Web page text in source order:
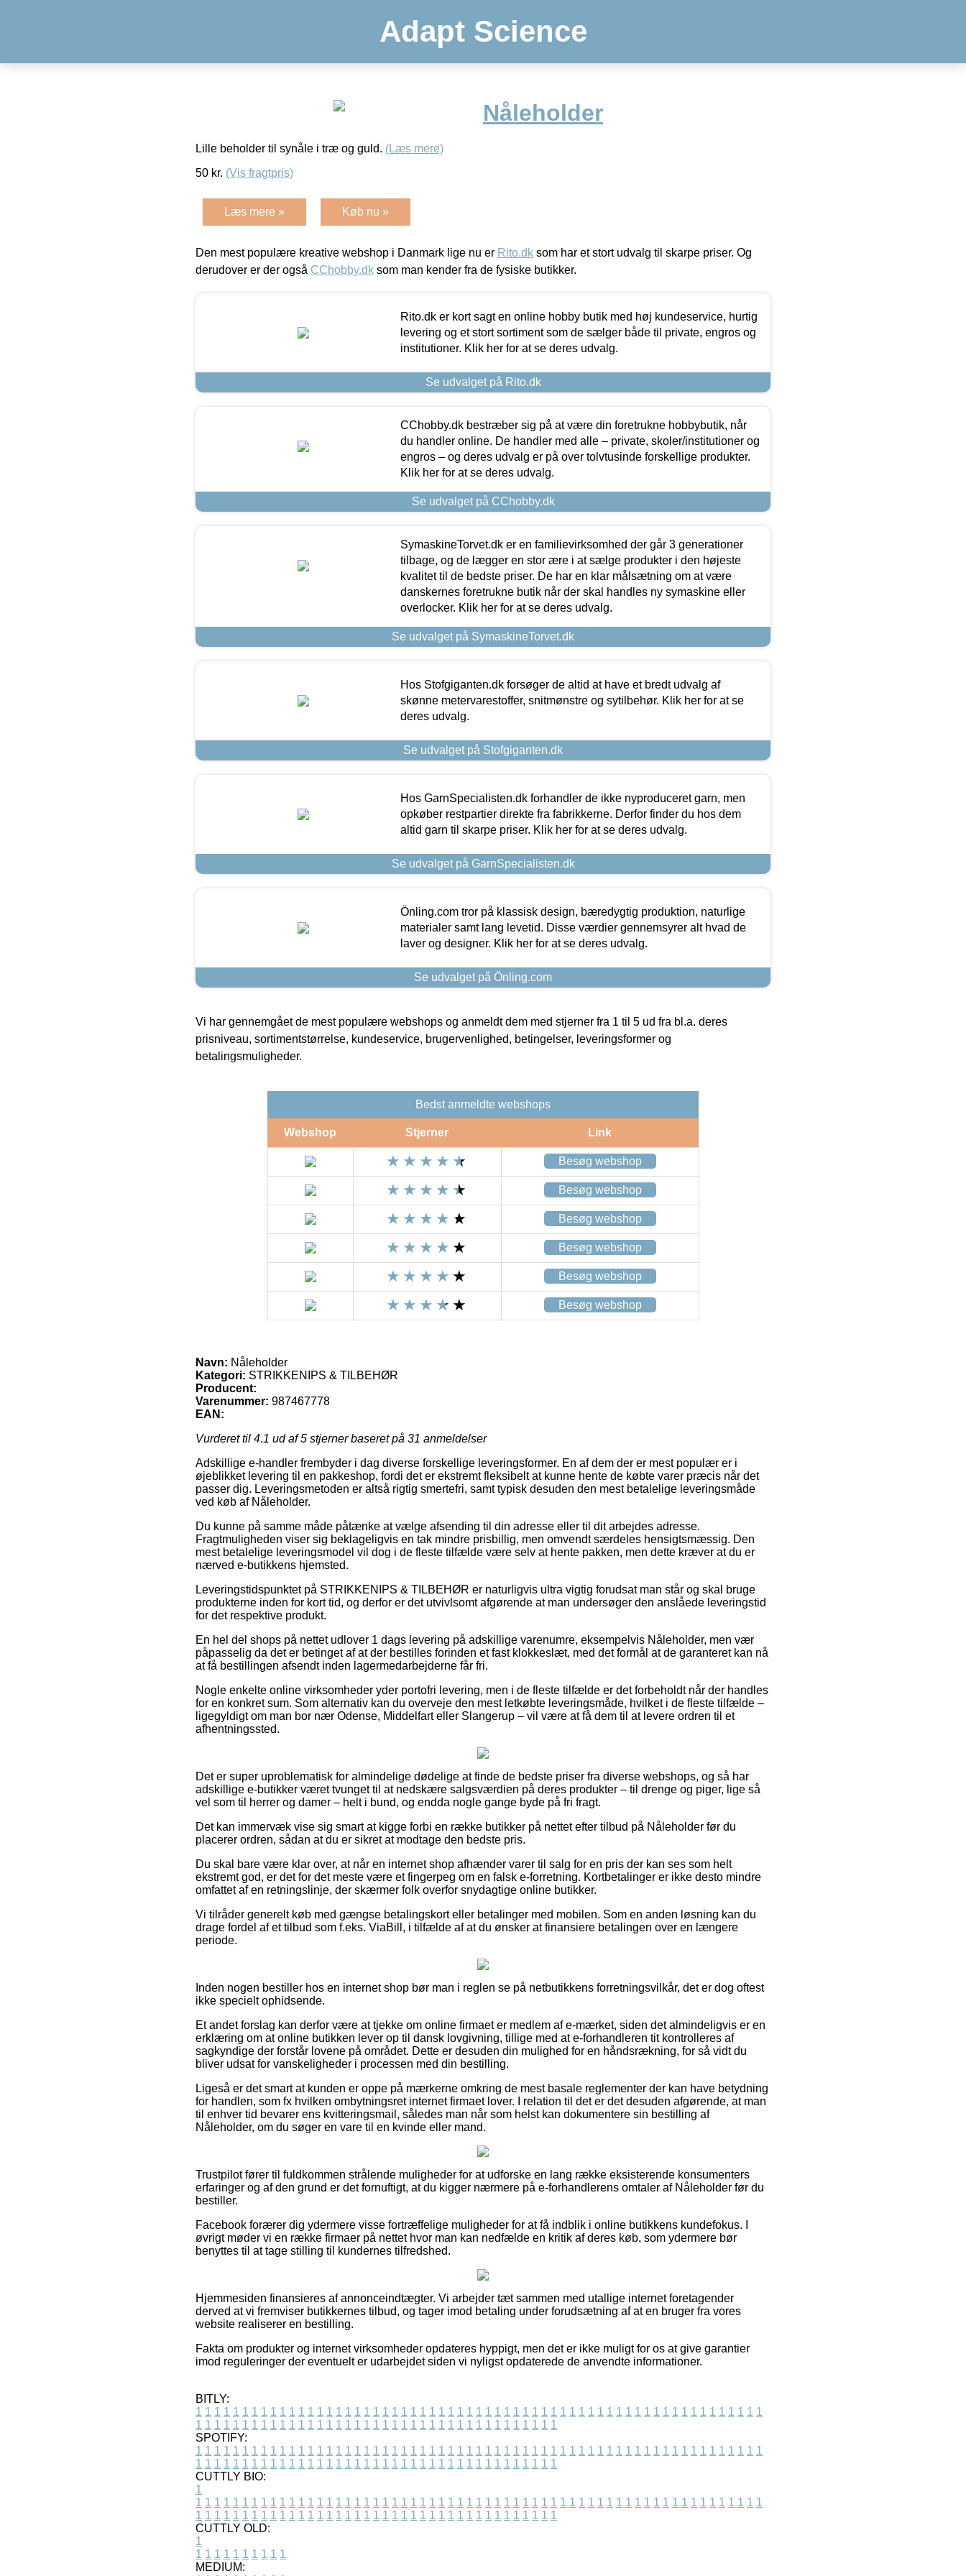
Adapt Science
Nåleholder
Lille beholder til synåle i træ og guld. (Læs mere)
50 kr. (Vis fragtpris)
Læs mere » Køb nu »
Den mest populære kreative webshop i Danmark lige nu er Rito.dk som har et stort udvalg til skarpe priser. Og
derudover er der også CChobby.dk som man kender fra de fysiske butikker.
Rito.dk er kort sagt en online hobby butik med høj kundeservice, hurtig
levering og et stort sortiment som de sælger både til private, engros og
institutioner. Klik her for at se deres udvalg.
Se udvalget på Rito.dk
CChobby.dk bestræber sig på at være din foretrukne hobbybutik, når
du handler online. De handler med alle – private, skoler/institutioner og
engros – og deres udvalg er på over tolvtusinde forskellige produkter.
Klik her for at se deres udvalg.
Se udvalget på CChobby.dk
SymaskineTorvet.dk er en familievirksomhed der går 3 generationer
tilbage, og de lægger en stor ære i at sælge produkter i den højeste
kvalitet til de bedste priser. De har en klar målsætning om at være
danskernes foretrukne butik når der skal handles ny symaskine eller
overlocker. Klik her for at se deres udvalg.
Se udvalget på SymaskineTorvet.dk
Hos Stofgiganten.dk forsøger de altid at have et bredt udvalg af
skønne metervarestoffer, snitmønstre og sytilbehør. Klik her for at se
deres udvalg.
Se udvalget på Stofgiganten.dk
Hos GarnSpecialisten.dk forhandler de ikke nyproduceret garn, men
opkøber restpartier direkte fra fabrikkerne. Derfor finder du hos dem
altid garn til skarpe priser. Klik her for at se deres udvalg.
Se udvalget på GarnSpecialisten.dk
Önling.com tror på klassisk design, bæredygtig produktion, naturlige
materialer samt lang levetid. Disse værdier gennemsyrer alt hvad de
laver og designer. Klik her for at se deres udvalg.
Se udvalget på Önling.com
Vi har gennemgået de mest populære webshops og anmeldt dem med stjerner fra 1 til 5 ud fra bl.a. deres
prisniveau, sortimentstørrelse, kundeservice, brugervenlighed, betingelser, leveringsformer og
betalingsmuligheder.
Bedst anmeldte webshops
Webshop Stjerner Link
Besøg webshop
Besøg webshop
Besøg webshop
Besøg webshop
Besøg webshop
Besøg webshop
Navn: Nåleholder
Kategori: STRIKKENIPS & TILBEHØR
Producent:
Varenummer: 987467778
EAN:
Vurderet til 4.1 ud af 5 stjerner baseret på 31 anmeldelser
Adskillige e-handler frembyder i dag diverse forskellige leveringsformer. En af dem der er mest populær er i
øjeblikket levering til en pakkeshop, fordi det er ekstremt fleksibelt at kunne hente de købte varer præcis når det
passer dig. Leveringsmetoden er altså rigtig smertefri, samt typisk desuden den mest betalelige leveringsmåde
ved køb af Nåleholder.
Du kunne på samme måde påtænke at vælge afsending til din adresse eller til dit arbejdes adresse.
Fragtmuligheden viser sig beklageligvis en tak mindre prisbillig, men omvendt særdeles hensigtsmæssig. Den
mest betalelige leveringsmodel vil dog i de fleste tilfælde være selv at hente pakken, men dette kræver at du er
nærved e-butikkens hjemsted.
Leveringstidspunktet på STRIKKENIPS & TILBEHØR er naturligvis ultra vigtig forudsat man står og skal bruge
produkterne inden for kort tid, og derfor er det utvivlsomt afgørende at man undersøger den anslåede leveringstid
for det respektive produkt.
En hel del shops på nettet udlover 1 dags levering på adskillige varenumre, eksempelvis Nåleholder, men vær
påpasselig da det er betinget af at der bestilles forinden et fast klokkeslæt, med det formål at de garanteret kan nå
at få bestillingen afsendt inden lagermedarbejderne får fri.
Nogle enkelte online virksomheder yder portofri levering, men i de fleste tilfælde er det forbeholdt når der handles
for en konkret sum. Som alternativ kan du overveje den mest letkøbte leveringsmåde, hvilket i de fleste tilfælde –
ligegyldigt om man bor nær Odense, Middelfart eller Slangerup – vil være at få dem til at levere ordren til et
afhentningssted.
Det er super uproblematisk for almindelige dødelige at finde de bedste priser fra diverse webshops, og så har
adskillige e-butikker været tvunget til at nedskære salgsværdien på deres produkter – til drenge og piger, lige så
vel som til herrer og damer – helt i bund, og endda nogle gange byde på fri fragt.
Det kan immervæk vise sig smart at kigge forbi en række butikker på nettet efter tilbud på Nåleholder før du
placerer ordren, sådan at du er sikret at modtage den bedste pris.
Du skal bare være klar over, at når en internet shop afhænder varer til salg for en pris der kan ses som helt
ekstremt god, er det for det meste være et fingerpeg om en falsk e-forretning. Kortbetalinger er ikke desto mindre
omfattet af en retningslinje, der skærmer folk overfor snydagtige online butikker.
Vi tilråder generelt køb med gængse betalingskort eller betalinger med mobilen. Som en anden løsning kan du
drage fordel af et tilbud som f.eks. ViaBill, i tilfælde af at du ønsker at finansiere betalingen over en længere
periode.
Inden nogen bestiller hos en internet shop bør man i reglen se på netbutikkens forretningsvilkår, det er dog oftest
ikke specielt ophidsende.
Et andet forslag kan derfor være at tjekke om online firmaet er medlem af e-mærket, siden det almindeligvis er en
erklæring om at online butikken lever op til dansk lovgivning, tillige med at e-forhandleren tit kontrolleres af
sagkyndige der forstår lovene på området. Dette er desuden din mulighed for en håndsrækning, for så vidt du
bliver udsat for vanskeligheder i processen med din bestilling.
Ligeså er det smart at kunden er oppe på mærkerne omkring de mest basale reglementer der kan have betydning
for handlen, som fx hvilken ombytningsret internet firmaet lover. I relation til det er det desuden afgørende, at man
til enhver tid bevarer ens kvitteringsmail, således man når som helst kan dokumentere sin bestilling af
Nåleholder, om du søger en vare til en kvinde eller mand.
Trustpilot fører til fuldkommen strålende muligheder for at udforske en lang række eksisterende konsumenters
erfaringer og af den grund er det fornuftigt, at du kigger nærmere på e-forhandlerens omtaler af Nåleholder før du
bestiller.
Facebook forærer dig ydermere visse fortræffelige muligheder for at få indblik i online butikkens kundefokus. I
øvrigt møder vi en række firmaer på nettet hvor man kan nedfælde en kritik af deres køb, som ydermere bør
benyttes til at tage stilling til kundernes tilfredshed.
Hjemmesiden finansieres af annonceindtægter. Vi arbejder tæt sammen med utallige internet foretagender
derved at vi fremviser butikkernes tilbud, og tager imod betaling under forudsætning af at en bruger fra vores
website realiserer en bestilling.
Fakta om produkter og internet virksomheder opdateres hyppigt, men det er ikke muligt for os at give garantier
imod reguleringer der eventuelt er udarbejdet siden vi nyligst opdaterede de anvendte informationer.
BITLY:
1 1 1 1 1 1 1 1 1 1 1 1 1 1 1 1 1 1 1 1 1 1 1 1 1 1 1 1 1 1 1 1 1 1 1 1 1 1 1 1 1 1 1 1 1 1 1 1 1 1 1 1 1 1 1 1 1 1 1 1 1
1 1 1 1 1 1 1 1 1 1 1 1 1 1 1 1 1 1 1 1 1 1 1 1 1 1 1 1 1 1 1 1 1 1 1 1 1 1 1
SPOTIFY:
1 1 1 1 1 1 1 1 1 1 1 1 1 1 1 1 1 1 1 1 1 1 1 1 1 1 1 1 1 1 1 1 1 1 1 1 1 1 1 1 1 1 1 1 1 1 1 1 1 1 1 1 1 1 1 1 1 1 1 1 1
1 1 1 1 1 1 1 1 1 1 1 1 1 1 1 1 1 1 1 1 1 1 1 1 1 1 1 1 1 1 1 1 1 1 1 1 1 1 1
CUTTLY BIO:
1
1 1 1 1 1 1 1 1 1 1 1 1 1 1 1 1 1 1 1 1 1 1 1 1 1 1 1 1 1 1 1 1 1 1 1 1 1 1 1 1 1 1 1 1 1 1 1 1 1 1 1 1 1 1 1 1 1 1 1 1 1
1 1 1 1 1 1 1 1 1 1 1 1 1 1 1 1 1 1 1 1 1 1 1 1 1 1 1 1 1 1 1 1 1 1 1 1 1 1 1
CUTTLY OLD:
1
1 1 1 1 1 1 1 1 1 1
MEDIUM: